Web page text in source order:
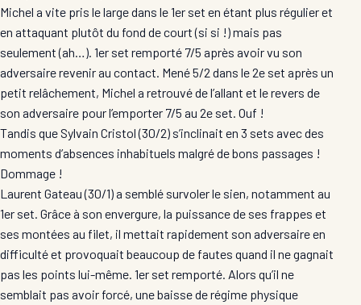
Michel a vite pris le large dans le 1er set en étant plus régulier et
en attaquant plutôt du fond de court (si si !) mais pas
seulement (ah…). 1er set remporté 7/5 après avoir vu son
adversaire revenir au contact. Mené 5/2 dans le 2e set après un
petit relâchement, Michel a retrouvé de l’allant et le revers de
son adversaire pour l’emporter 7/5 au 2e set. Ouf !
Tandis que Sylvain Cristol (30/2) s’inclinait en 3 sets avec des
moments d’absences inhabituels malgré de bons passages !
Dommage !
Laurent Gateau (30/1) a semblé survoler le sien, notamment au
1er set. Grâce à son envergure, la puissance de ses frappes et
ses montées au filet, il mettait rapidement son adversaire en
difficulté et provoquait beaucoup de fautes quand il ne gagnait
pas les points lui-même. 1er set remporté. Alors qu’il ne
semblait pas avoir forcé, une baisse de régime physique